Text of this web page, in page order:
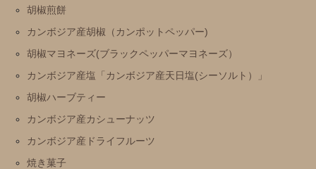
胡椒煎餅
カンボジア産胡椒（カンポットペッパー)
胡椒マヨネーズ(ブラックペッパーマヨネーズ）
カンボジア産塩「カンボジア産天日塩(シーソルト）」
胡椒ハーブティー
カンボジア産カシューナッツ
カンボジア産ドライフルーツ
焼き菓子